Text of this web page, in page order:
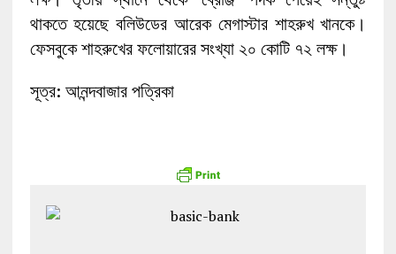
থাকতে হয়েছে বলিউডের আরেক মেগাস্টার শাহরুখ খানকে।
ফেসবুকে শাহরুখের ফলোয়ারের সংখ্যা ২০ কোটি ৭২ লক্ষ।
সূত্র: আনন্দবাজার পত্রিকা